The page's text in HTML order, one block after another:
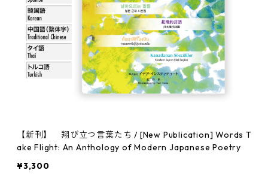
【新刊】 翔び立つ言葉たち / [New Publication] Words T
ake Flight: An Anthology of Modern Japanese Poetry
¥3,300